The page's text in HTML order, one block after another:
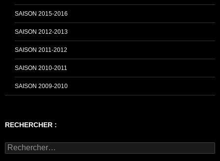
SAISON 2015-2016
SAISON 2012-2013
SAISON 2011-2012
SAISON 2010-2011
SAISON 2009-2010
RECHERCHER :
Rechercher :